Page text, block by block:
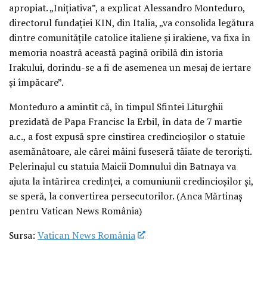
apropiat. „Inițiativa”, a explicat Alessandro Monteduro,
directorul fundației KIN, din Italia, „va consolida legătura
dintre comunitățile catolice italiene și irakiene, va fixa în
memoria noastră această pagină oribilă din istoria
Irakului, dorindu-se a fi de asemenea un mesaj de iertare
și împăcare”.
Monteduro a amintit că, în timpul Sfintei Liturghii
prezidată de Papa Francisc la Erbil, în data de 7 martie
a.c., a fost expusă spre cinstirea credincioșilor o statuie
asemănătoare, ale cărei mâini fuseseră tăiate de teroriști.
Pelerinajul cu statuia Maicii Domnului din Batnaya va
ajuta la întărirea credinței, a comuniunii credincioșilor și,
se speră, la convertirea persecutorilor. (Anca Mărtinaș
pentru Vatican News România)
Sursa: Vatican News România